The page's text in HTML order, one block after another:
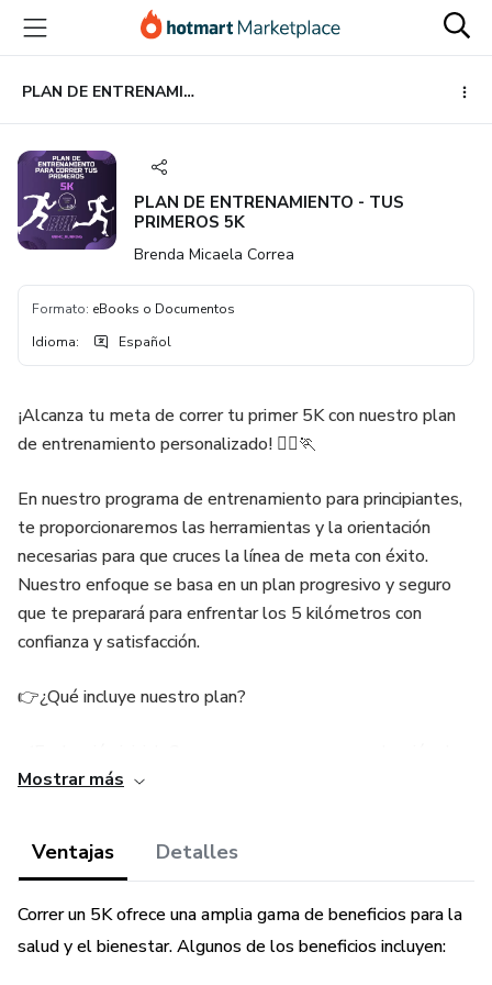
principal
página
de
página
PLAN DE ENTRENAMIENTO - TUS PRIMEROS 5K
PLAN DE ENTRENAMIENTO - TUS
PRIMEROS 5K
Brenda Micaela Correa
Formato: eBooks o Documentos
Idioma: Español
¡Alcanza tu meta de correr tu primer 5K con nuestro plan
de entrenamiento personalizado! 🏃‍♀️🏃
En nuestro programa de entrenamiento para principiantes,
te proporcionaremos las herramientas y la orientación
necesarias para que cruces la línea de meta con éxito.
Nuestro enfoque se basa en un plan progresivo y seguro
que te preparará para enfrentar los 5 kilómetros con
confianza y satisfacción.
👉¿Qué incluye nuestro plan?
tu condición física actual, tus objetivos personales y
entrenamiento adaptado a tus necesidades individuales,
teniendo en cuenta tu nivel de condición física actual, tu
Mostrar más
Ventajas Detalles
Correr un 5K ofrece una amplia gama de beneficios para la
salud y el bienestar. Algunos de los beneficios incluyen: